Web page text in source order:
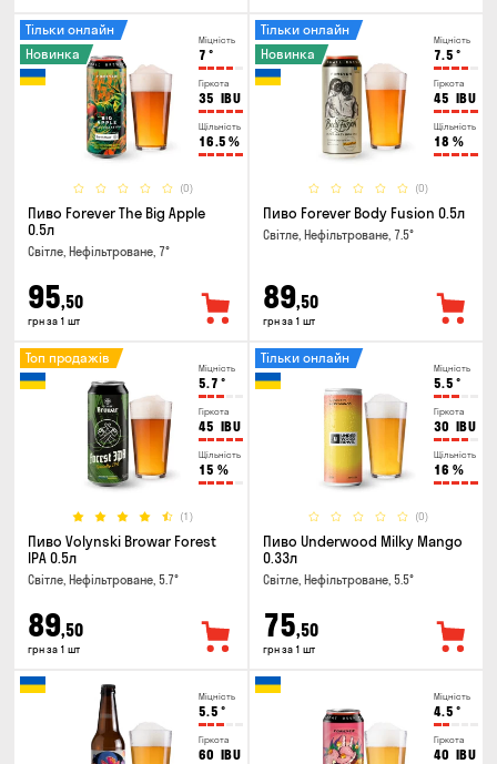
Міцність
7 °
Гіркота
35 IBU
Щільність
16.5 %
(0)
Тільки онлайн
Новинка
Пиво Forever The Big Apple
0.5л
Світле, Нефільтроване, 7°
95,50
грн за 1 шт
Міцність
7.5 °
Гіркота
45 IBU
Щільність
18 %
(0)
Тільки онлайн
Новинка
Пиво Forever Body Fusion 0.5л
Світле, Нефільтроване, 7.5°
89,50
грн за 1 шт
Міцність
5.7 °
Гіркота
45 IBU
Щільність
15 %
(1)
Топ продажів
Пиво Volynski Browar Forest
IPA 0.5л
Світле, Нефільтроване, 5.7°
89,50
грн за 1 шт
Міцність
5.5 °
Гіркота
30 IBU
Щільність
16 %
(0)
Тільки онлайн
Пиво Underwood Milky Mango
0.33л
Світле, Нефільтроване, 5.5°
75,50
грн за 1 шт
Міцність
5.5 °
Гіркота
60 IBU
Міцність
4.5 °
Гіркота
40 IBU